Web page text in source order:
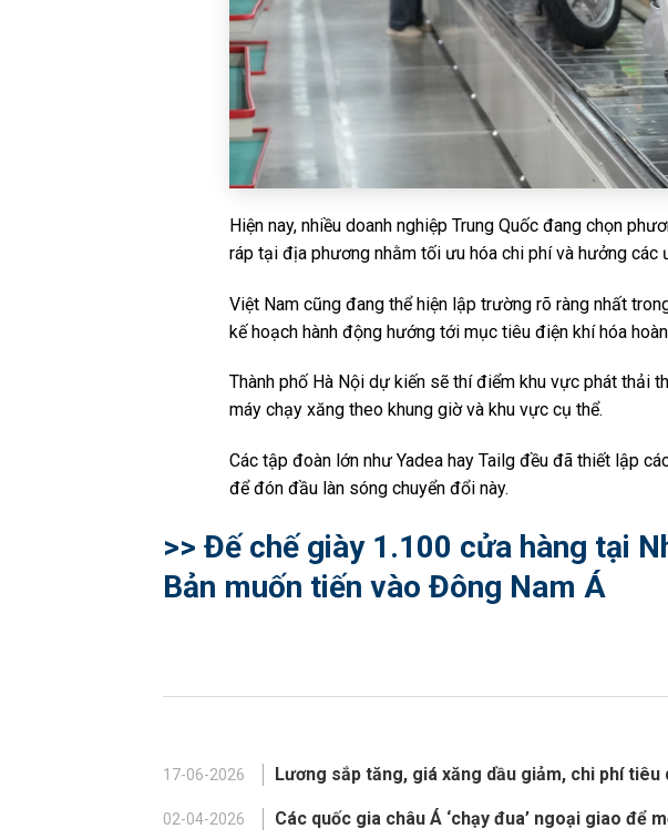
Hiện nay, nhiều doanh nghiệp Trung Quốc đang chọn
ráp tại địa phương nhằm tối ưu hóa chi phí và hưởng các
Việt Nam cũng đang thể hiện lập trường rõ ràng nhất
kế hoạch hành động hướng tới mục tiêu điện khí hóa
Thành phố Hà Nội dự kiến sẽ thí điểm khu vực phát thải
máy chạy xăng theo khung giờ và khu vực cụ thể.
Các tập đoàn lớn như Yadea hay Tailg đều đã thiết lập
để đón đầu làn sóng chuyển đổi này.
>> Đế chế giày 1.100 cửa hàng tại
Bản muốn tiến vào Đông Nam Á
17-06-2026 Lương sắp tăng, giá xăng dầu giảm, chi phí tiêu
02-04-2026 Các quốc gia châu Á ‘chạy đua’ ngoại giao để